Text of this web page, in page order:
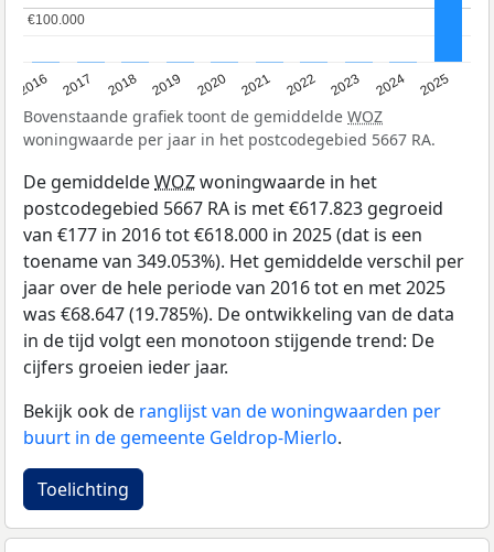
2016 2017 2018 2019 2020 2021 2022 2023 2024 2025
€100.000
€100.000
Bovenstaande grafiek toont de gemiddelde WOZ
woningwaarde per jaar in het postcodegebied 5667 RA.
De gemiddeldeWOZwoningwaarde in het
postcodegebied 5667 RA is met €617.823 gegroeid
van €177 in 2016 tot €618.000 in 2025 (dat is een
toename van 349.053%). Het gemiddelde verschil per
jaar over de hele periode van 2016 tot en met 2025
was €68.647 (19.785%). De ontwikkeling van de data
in de tijd volgt een monotoon stijgende trend: De
cijfers groeien ieder jaar.
Bekijk ook de ranglijst van de woningwaarden per
buurt in de gemeente Geldrop-Mierlo.
Toelichting